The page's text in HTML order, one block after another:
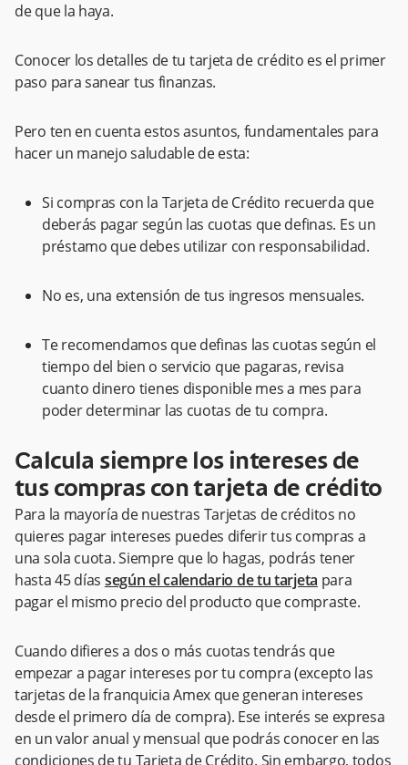
de que la haya.
Conocer los detalles de tu tarjeta de crédito es el primer
paso para sanear tus finanzas.
Pero ten en cuenta estos asuntos, fundamentales para
hacer un manejo saludable de esta:
Si compras con la Tarjeta de Crédito recuerda que
deberás pagar según las cuotas que definas. Es un
préstamo que debes utilizar con responsabilidad.
No es, una extensión de tus ingresos mensuales.
Te recomendamos que definas las cuotas según el
tiempo del bien o servicio que pagaras, revisa
cuanto dinero tienes disponible mes a mes para
poder determinar las cuotas de tu compra.
Calcula siempre los intereses de
tus compras con tarjeta de crédito
Para la mayoría de nuestras Tarjetas de créditos no
quieres pagar intereses puedes diferir tus compras a
una sola cuota. Siempre que lo hagas, podrás tener
hasta 45 días según el calendario de tu tarjeta para
pagar el mismo precio del producto que compraste.
Cuando difieres a dos o más cuotas tendrás que
empezar a pagar intereses por tu compra (excepto las
tarjetas de la franquicia Amex que generan intereses
desde el primero día de compra). Ese interés se expresa
en un valor anual y mensual que podrás conocer en las
condiciones de tu Tarjeta de Crédito. Sin embargo, todos